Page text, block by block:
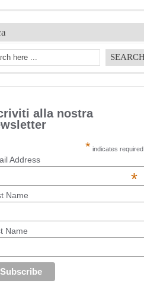
alla nostra
* indicates required
Address
*
Name
Name